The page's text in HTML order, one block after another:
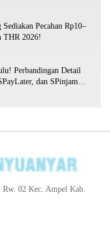
Pecahan Rp10–
THR 2026!
Perbandingan Detail
dan SPinjam
02 Kec. Ampel Kab.